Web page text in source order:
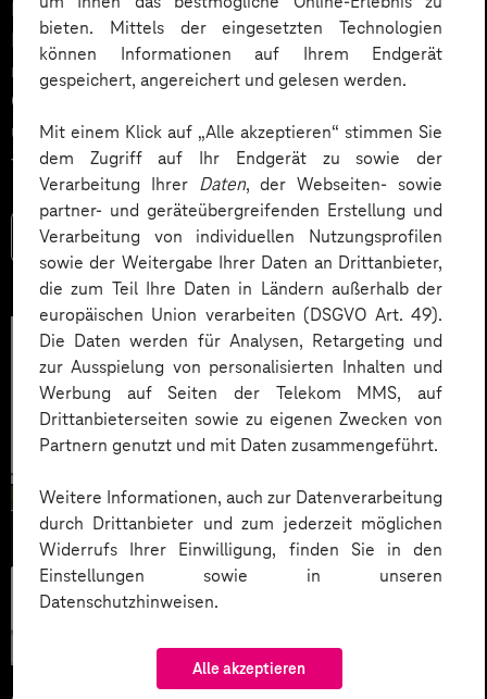
bieten. Mittels der eingesetzten Technologien
können Informationen auf Ihrem Endgerät
gespeichert, angereichert und gelesen werden.
Mit einem Klick auf „Alle akzeptieren“ stimmen Sie
dem Zugriff auf Ihr Endgerät zu sowie der
Verarbeitung Ihrer Daten, der Webseiten- sowie
partner- und geräteübergreifenden Erstellung und
Verarbeitung von individuellen Nutzungsprofilen
sowie der Weitergabe Ihrer Daten an Drittanbieter,
die zum Teil Ihre Daten in Ländern außerhalb der
europäischen Union verarbeiten (DSGVO Art. 49).
Die Daten werden für Analysen, Retargeting und
zur Ausspielung von personalisierten Inhalten und
Werbung auf Seiten der Telekom MMS, auf
Drittanbieterseiten sowie zu eigenen Zwecken von
Partnern genutzt und mit Daten zusammengeführt.
Weitere Informationen, auch zur Datenverarbeitung
durch Drittanbieter und zum jederzeit möglichen
Widerrufs Ihrer Einwilligung, finden Sie in den
Einstellungen sowie in unseren
Datenschutzhinweisen.
Alle akzeptieren
Employee Journey und schaffen messbaren Business
Impact. Der Beitrag zeigt konkrete Use Cases,
relevante KPIs für den Mittelstand sowie
Governance‑Leitplanken zu EU AI Act und DSGVO –
und liefert ein praxisnahes Priorisierungsframework
für HR‑Entscheider*innen.
Mehr lesen
Künstliche
Intelligenz